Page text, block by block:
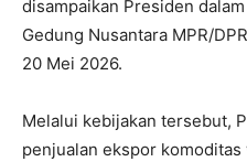
disampaikan Presiden
Gedung Nusantara MPR/
20 Mei 2026.
Melalui kebijakan tersebut,
penjualan ekspor